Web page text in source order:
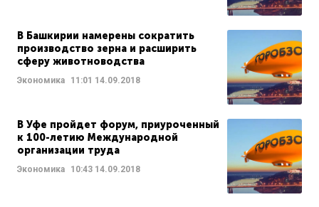
В Башкирии намерены сократить
производство зерна и расширить
сферу животноводства
Экономика 11:01 14.09.2018
В Уфе пройдет форум, приуроченный
к 100-летию Международной
организации труда
Экономика 10:43 14.09.2018